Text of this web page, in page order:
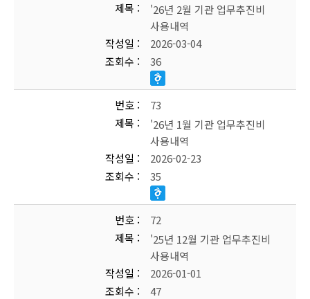
제목
'26년 2월 기관 업무추진비
사용내역
작성일
2026-03-04
조회수
36
번호
73
제목
'26년 1월 기관 업무추진비
사용내역
작성일
2026-02-23
조회수
35
번호
72
제목
'25년 12월 기관 업무추진비
사용내역
작성일
2026-01-01
조회수
47